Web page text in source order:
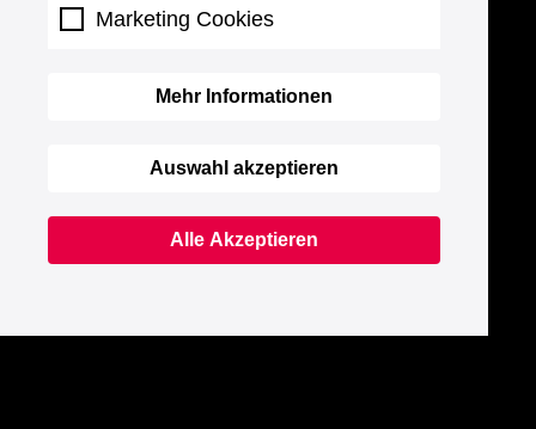
Marketing Cookies
Mehr Informationen
Auswahl akzeptieren
Alle Akzeptieren